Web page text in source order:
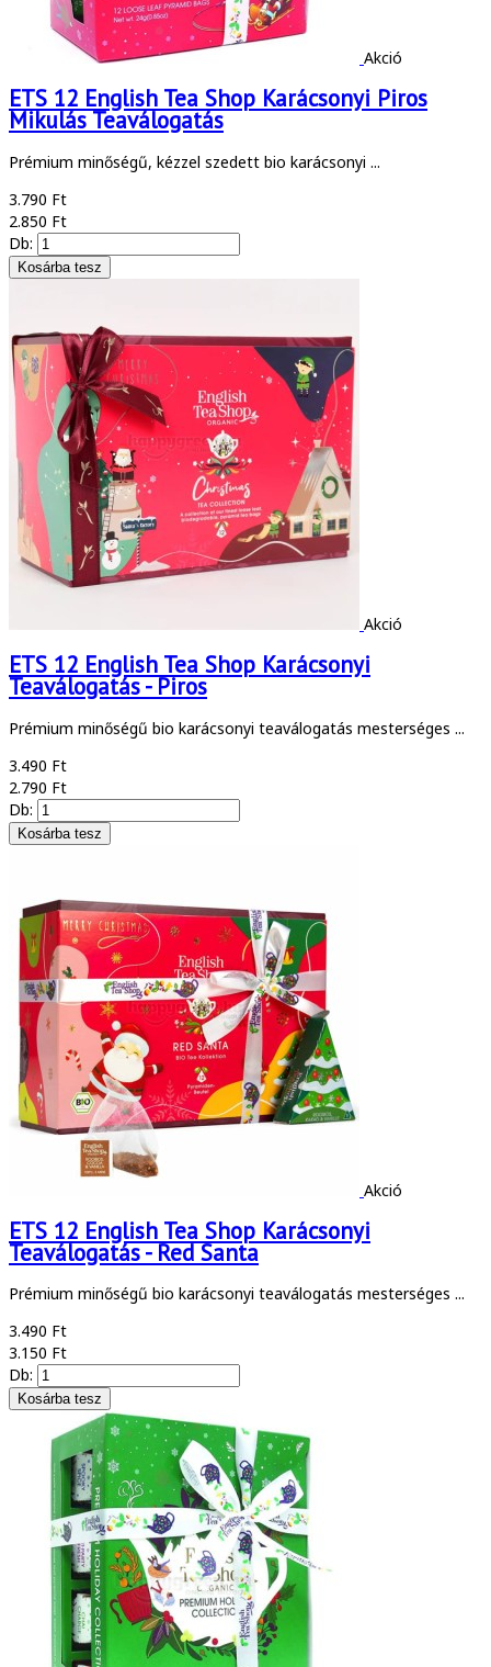
Akció
ETS 12 English Tea Shop Karácsonyi Piros
Mikulás Teaválogatás
Prémium minőségű, kézzel szedett bio karácsonyi ...
3.790 Ft
2.850 Ft
Db:
Akció
ETS 12 English Tea Shop Karácsonyi
Teaválogatás - Piros
Prémium minőségű bio karácsonyi teaválogatás mesterséges ...
3.490 Ft
2.790 Ft
Db:
Akció
ETS 12 English Tea Shop Karácsonyi
Teaválogatás - Red Santa
Prémium minőségű bio karácsonyi teaválogatás mesterséges ...
3.490 Ft
3.150 Ft
Db: